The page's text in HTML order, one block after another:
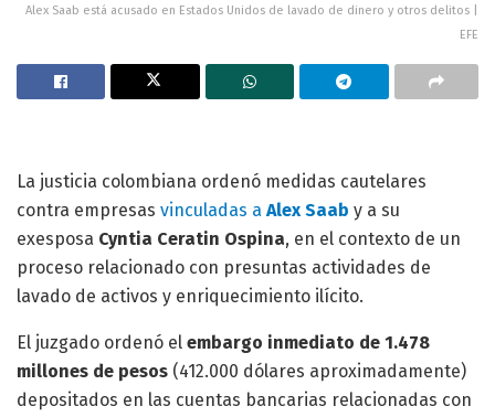
Alex Saab está acusado en Estados Unidos de lavado de dinero y otros delitos |
EFE
La justicia colombiana ordenó medidas cautelares
contra empresas vinculadas a Alex Saab y a su
exesposa Cyntia Ceratin Ospina, en el contexto de un
proceso relacionado con presuntas actividades de
lavado de activos y enriquecimiento ilícito.
El juzgado ordenó el embargo inmediato de 1.478
millones de pesos (412.000 dólares aproximadamente)
depositados en las cuentas bancarias relacionadas con